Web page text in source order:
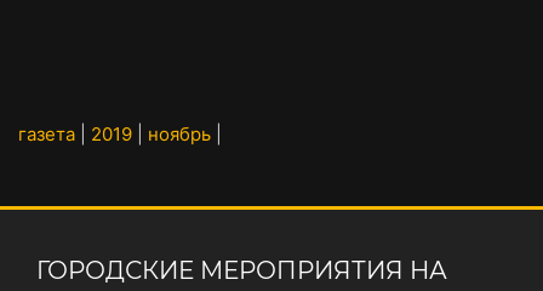
газета 2019 ноябрь
ГОРОДСКИЕ МЕРОПРИЯТИЯ НА